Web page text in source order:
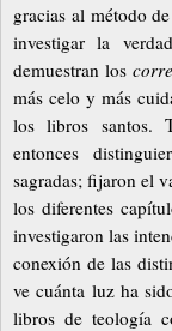
gracias al método
investigar la
demuestran los
más celo y más
los libros santos.
entonces
sagradas; fijaron el
los diferentes
investigaron las
conexión de las
ve cuánta luz ha
libros de teología